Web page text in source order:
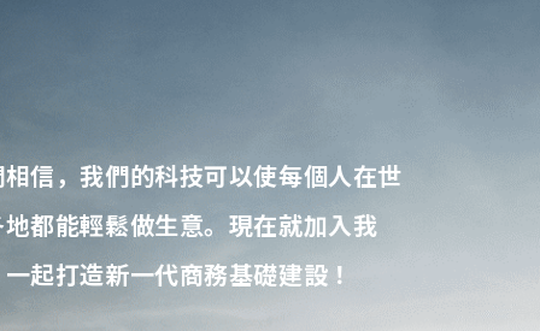
信，我們的科技可以使每個人在世
都能輕鬆做生意。現在就加入我
起打造新一代商務基礎建設！